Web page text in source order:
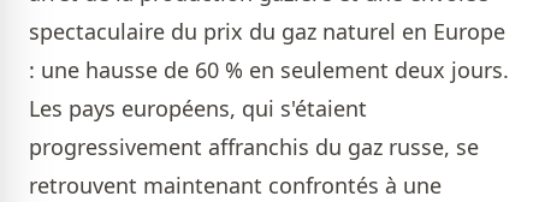
spectaculaire du prix du gaz naturel en Europe
: une hausse de 60 % en seulement deux jours.
Les pays européens, qui s'étaient
progressivement affranchis du gaz russe, se
retrouvent maintenant confrontés à une